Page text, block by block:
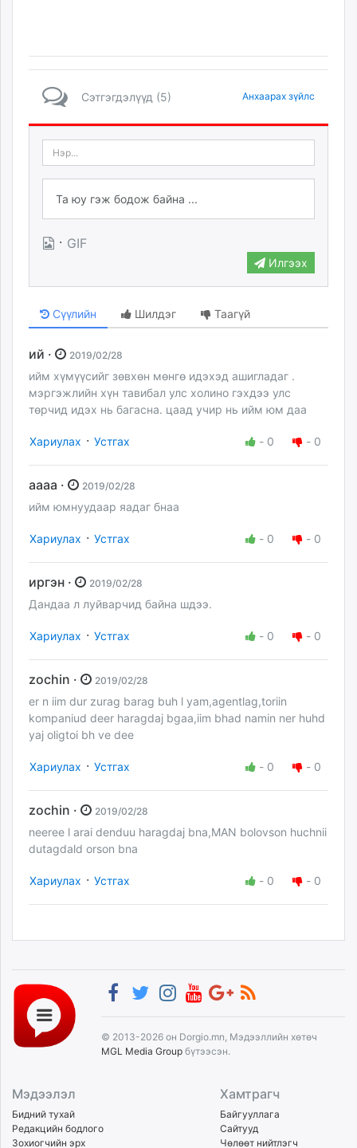
Сэтгэгдэлүүд (5) Анхаарах зүйлс
· GIF
Илгээх
Сүүлийн Шилдэг Таагүй
ий · 2019/02/28
ийм хүмүүсийг зөвхөн мөнгө идэхэд ашигладаг .
мэргэжлийн хүн тавибал улс холино гэхдээ улс
төрчид идэх нь багасна. цаад учир нь ийм юм даа
Хариулах · Устгах - 0 - 0
аааа · 2019/02/28
ийм юмнуудаар яадаг бнаа
Хариулах · Устгах - 0 - 0
иргэн · 2019/02/28
Дандаа л луйварчид байна шдээ.
Хариулах · Устгах - 0 - 0
zochin · 2019/02/28
er n iim dur zurag barag buh l yam,agentlag,toriin
kompaniud deer haragdaj bgaa,iim bhad namin ner huhd
yaj oligtoi bh ve dee
Хариулах · Устгах - 0 - 0
zochin · 2019/02/28
neeree l arai denduu haragdaj bna,MAN bolovson huchnii
dutagdald orson bna
Хариулах · Устгах - 0 - 0
© 2013-2026 он Dorgio.mn, Мэдээллийн хөтөч
MGL Media Group бүтээсэн.
Мэдээлэл
Бидний тухай
Редакцийн бодлого
Зохиогчийн эрх
Хамтрагч
Байгууллага
Сайтууд
Чөлөөт нийтлэгч